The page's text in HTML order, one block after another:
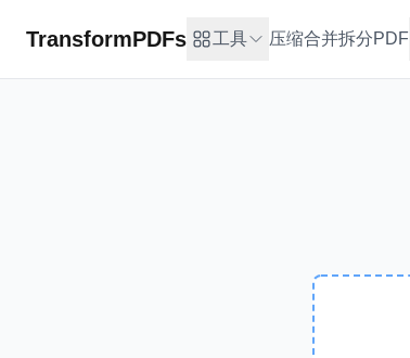
TransformPDFs 工具 压缩合并拆分PDF